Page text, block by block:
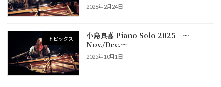
2026年2月24日
トピックス
小島良喜 Piano Solo 2025 ～
Nov./Dec.～
2025年10月1日